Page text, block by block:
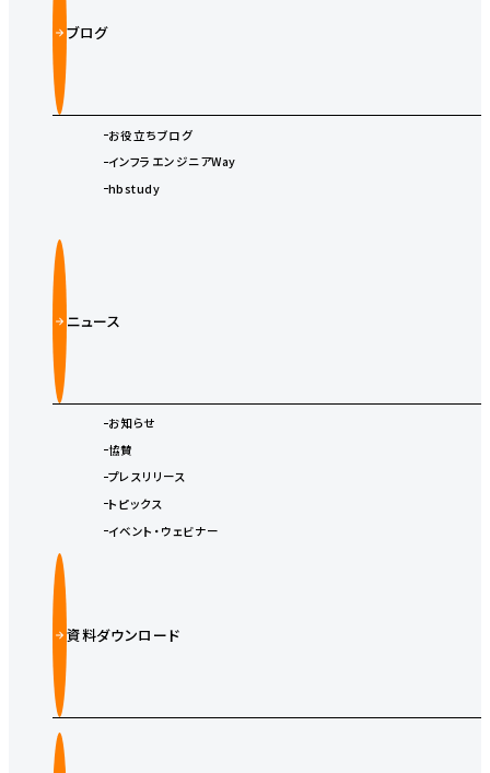
ブログ
お役立ちブログ
インフラエンジニアWay
hbstudy
ニュース
お知らせ
協賛
プレスリリース
トピックス
イベント・ウェビナー
資料ダウンロード